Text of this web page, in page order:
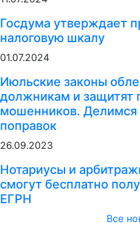
Госдума утверждает
налоговую шкалу
01.07.2024
Июльские законы
должникам и защитят
мошенников. Делимся
поправок
26.09.2023
Нотариусы и
смогут бесплатно
ЕГРН
Все